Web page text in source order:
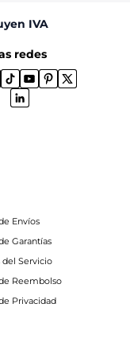
IVA
redes
Envíos
Garantías
del Servicio
Reembolso
Privacidad